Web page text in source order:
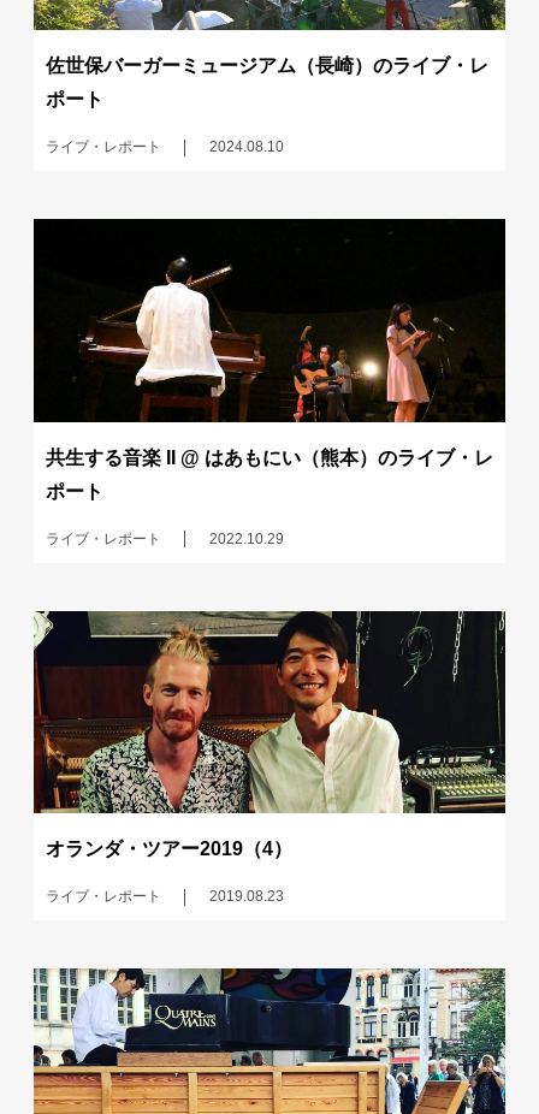
佐世保バーガーミュージアム（長崎）のライブ・レ
ポート
ライブ・レポート 2024.08.10
共生する音楽 II @ はあもにい（熊本）のライブ・レ
ポート
ライブ・レポート 2022.10.29
オランダ・ツアー2019（4）
ライブ・レポート 2019.08.23